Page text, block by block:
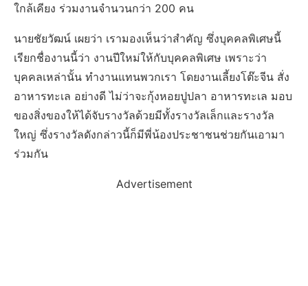
ใกล้เคียง ร่วมงานจำนวนกว่า 200 คน
นายชัยวัฒน์ เผยว่า เรามองเห็นว่าสำคัญ ซึ่งบุคคลพิเศษนี้
เรียกชื่องานนี้ว่า งานปีใหม่ให้กับบุคคลพิเศษ เพราะว่า
บุคคลเหล่านั้น ทำงานแทนพวกเรา โดยงานเลี้ยงโต๊ะจีน สั่ง
อาหารทะเล อย่างดี ไม่ว่าจะกุ้งหอยปูปลา อาหารทะเล มอบ
ของสิ่งของให้ได้จับรางวัลด้วยมีทั้งรางวัลเล็กและรางวัล
ใหญ่ ซึ่งรางวัลดังกล่าวนี้ก็มีพี่น้องประชาชนช่วยกันเอามา
ร่วมกัน
Advertisement